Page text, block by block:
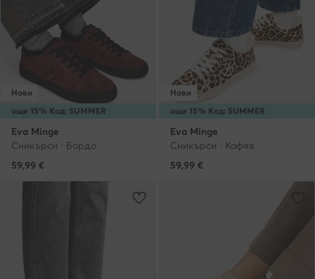
още 15% Код: SUMMER
Нови
Eva Minge
Сникърси · Бордо
59,99 €
още 15% Код: SUMMER
Нови
Eva Minge
Сникърси · Кафяв
59,99 €